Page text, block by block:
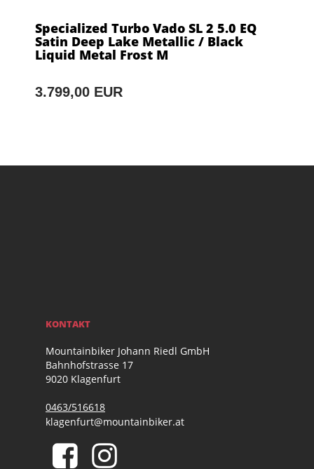
Specialized Turbo Vado SL 2 5.0 EQ
Satin Deep Lake Metallic / Black
Liquid Metal Frost M
3.799,00 EUR
KONTAKT
Mountainbiker Johann Riedl GmbH
Bahnhofstrasse 17
9020 Klagenfurt
0463/516618
klagenfurt@mountainbiker.at